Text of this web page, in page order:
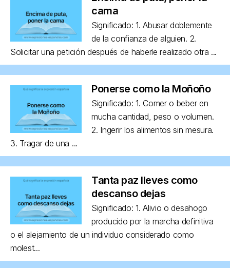
cama
Significado: 1. Abusar doblemente
de la confianza de alguien. 2.
Solicitar una petición después de haberle realizado otra ...
Ponerse como la Moñoño
Significado: 1. Comer o beber en
mucha cantidad, peso o volumen.
2. Ingerir los alimentos sin mesura.
3. Tragar de una ...
Tanta paz lleves como
descanso dejas
Significado: 1. Alivio o desahogo
producido por la marcha definitiva
o el alejamiento de un individuo considerado como
molest...